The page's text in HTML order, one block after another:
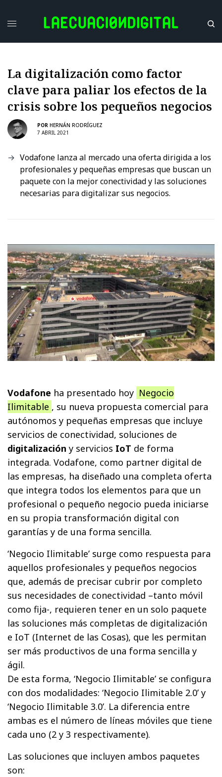
La digitalización como factor
clave para paliar los efectos de la
crisis sobre los pequeños negocios
POR HERNÁN RODRÍGUEZ
7 ABRIL 2021
Vodafone lanza al mercado una oferta dirigida a los
profesionales y pequeñas empresas que buscan un
paquete con la mejor conectividad y las soluciones
necesarias para digitalizar sus negocios.
Vodafone ha presentado hoy Negocio
Ilimitable , su nueva propuesta comercial para
autónomos y pequeñas empresas que incluye
servicios de conectividad, soluciones de
digitalización y servicios IoT de forma
integrada. Vodafone, como partner digital de
las empresas, ha diseñado una completa oferta
que integra todos los elementos para que un
profesional o pequeño negocio pueda iniciarse
en su propia transformación digital con
garantías y de una forma sencilla.
‘Negocio Ilimitable’ surge como respuesta para
aquellos profesionales y pequeños negocios
que, además de precisar cubrir por completo
sus necesidades de conectividad –tanto móvil
como fija-, requieren tener en un solo paquete
las soluciones más completas de digitalización
e IoT (Internet de las Cosas), que les permitan
ser más productivos de una forma sencilla y
ágil.
De esta forma, ‘Negocio Ilimitable’ se configura
con dos modalidades: ‘Negocio Ilimitable 2.0’ y
‘Negocio Ilimitable 3.0’. La diferencia entre
ambas es el número de líneas móviles que tiene
cada uno (2 y 3 respectivamente).
Las soluciones que incluyen ambos paquetes
son: